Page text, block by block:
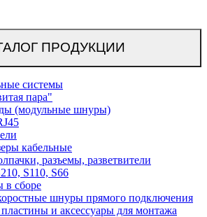
ПРОДУКЦИИ
системы
пара"
(модульные шнуры)
кабельные
разъемы, разветвители
S110, S66
в сборе
шнуры прямого подключения
и аксессуары для монтажа